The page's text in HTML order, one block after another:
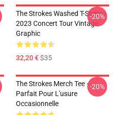
The Strokes Washed T-Shirts -
2023 Concert Tour Vintage
Graphic
32,20 €$35
-20%
The Strokes Merch Tee –
Parfait Pour L'usure
Occasionnelle
-20%